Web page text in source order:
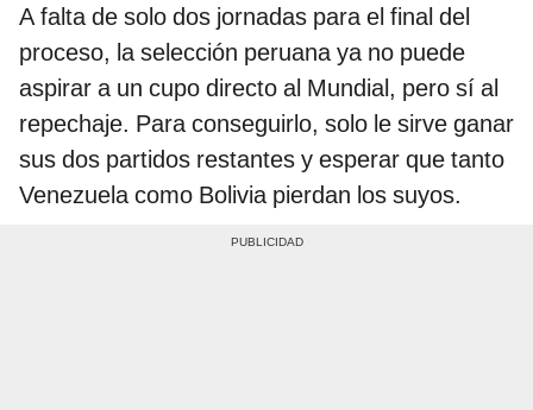
A falta de solo dos jornadas para el final del
proceso, la selección peruana ya no puede
aspirar a un cupo directo al Mundial, pero sí al
repechaje. Para conseguirlo, solo le sirve ganar
sus dos partidos restantes y esperar que tanto
Venezuela como Bolivia pierdan los suyos.